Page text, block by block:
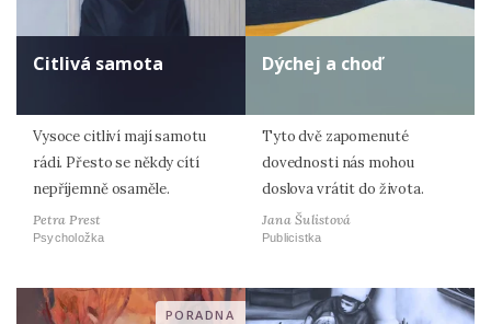
Citlivá samota
Vysoce citliví mají samotu
rádi. Přesto se někdy cítí
nepříjemně osaměle.
Petra Prest
Psycholožka
Dýchej a choď
Tyto dvě zapomenuté
dovednosti nás mohou
doslova vrátit do života.
Jana Šulistová
Publicistka
PORADNA